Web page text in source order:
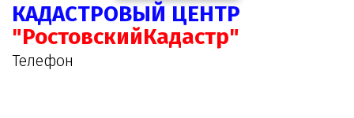
КАДАСТРОВЫЙ ЦЕНТР
"РостовскийКадастр"
Телефон